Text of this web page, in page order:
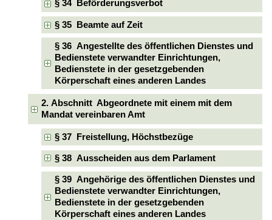
§ 34 Beförderungsverbot
§ 35 Beamte auf Zeit
§ 36 Angestellte des öffentlichen Dienstes und
Bedienstete verwandter Einrichtungen,
Bedienstete in der gesetzgebenden
Körperschaft eines anderen Landes
2. Abschnitt Abgeordnete mit einem mit dem
Mandat vereinbaren Amt
§ 37 Freistellung, Höchstbezüge
§ 38 Ausscheiden aus dem Parlament
§ 39 Angehörige des öffentlichen Dienstes und
Bedienstete verwandter Einrichtungen,
Bedienstete in der gesetzgebenden
Körperschaft eines anderen Landes